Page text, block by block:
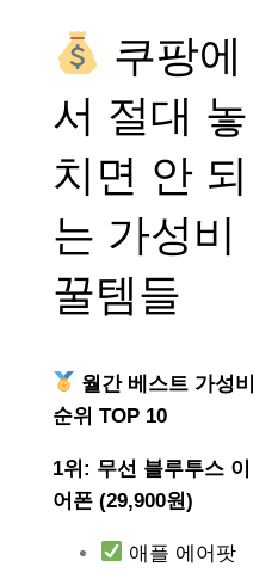
쿠팡에
서 절대 놓
치면 안 되
는 가성비
꿀템들
월간 베스트 가성비
순위 TOP 10
1위: 무선 블루투스 이
어폰 (29,900원)
애플 에어팟